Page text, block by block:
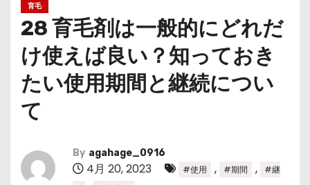
育毛
28 育毛剤は一般的にどれだ
け使えば良い？知っておき
たい使用期間と継続につい
て
By agahage_0916
4月 20, 2023 #使用 , #期間 ,
#継